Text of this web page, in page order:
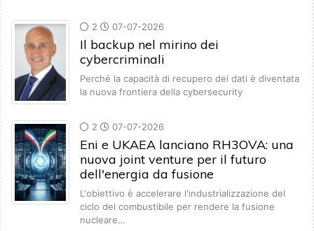
2 07-07-2026
Il backup nel mirino dei
cybercriminali
Perché la capacità di recupero dei dati è diventata
la nuova frontiera della cybersecurity
2 07-07-2026
Eni e UKAEA lanciano RH3OVA: una
nuova joint venture per il futuro
dell'energia da fusione
L'obiettivo è accelerare l'industrializzazione del
ciclo del combustibile per rendere la fusione
nucleare…